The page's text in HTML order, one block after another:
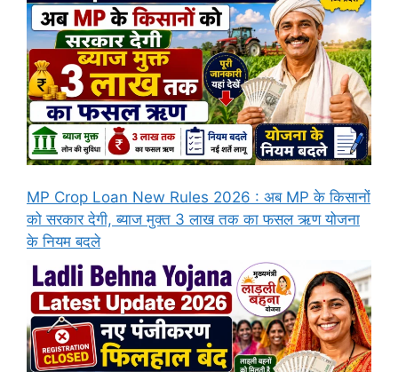
MP Crop Loan New Rules 2026 : अब MP के किसानों
को सरकार देगी, ब्याज मुक्त 3 लाख तक का फसल ऋण योजना
के नियम बदले